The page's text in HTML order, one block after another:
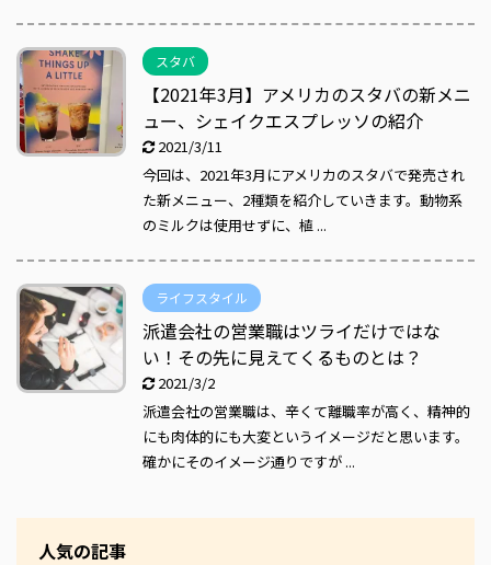
スタバ
【2021年3月】アメリカのスタバの新メニ
ュー、シェイクエスプレッソの紹介
2021/3/11
今回は、2021年3月にアメリカのスタバで発売され
た新メニュー、2種類を紹介していきます。動物系
のミルクは使用せずに、植 ...
ライフスタイル
派遣会社の営業職はツライだけではな
い！その先に見えてくるものとは？
2021/3/2
派遣会社の営業職は、辛くて離職率が高く、精神的
にも肉体的にも大変というイメージだと思います。
確かにそのイメージ通りですが ...
人気の記事